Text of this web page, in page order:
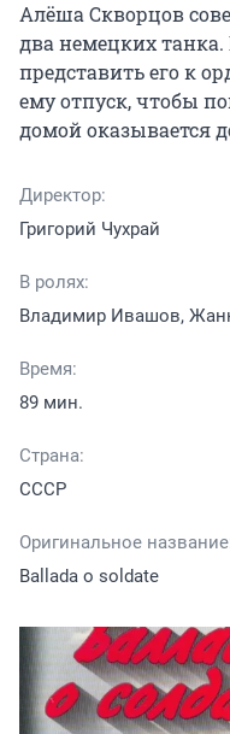
Алёша Скворцов
два немецких
представить его к
ему отпуск, чтобы
домой оказывается
Директор:
Григорий Чухрай
В ролях:
Владимир Ивашов,
Время:
89 мин.
Страна:
СССР
Оригинальное
Ballada o soldate